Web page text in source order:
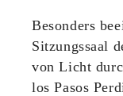
Besonders
Sitzungssaal
von Licht
los Pasos